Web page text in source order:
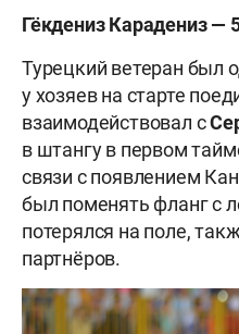
Гёкдениз Карадениз —
Турецкий ветеран был
у хозяев на старте
взаимодействовал с
в штангу в первом
связи с появлением
был поменять фланг с
потерялся на поле,
партнёров.